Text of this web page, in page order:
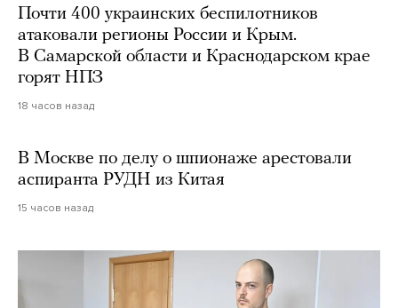
Почти 400 украинских беспилотников
атаковали регионы России и Крым.
В Самарской области и Краснодарском крае
горят НПЗ
18 часов назад
В Москве по делу о шпионаже арестовали
аспиранта РУДН из Китая
15 часов назад